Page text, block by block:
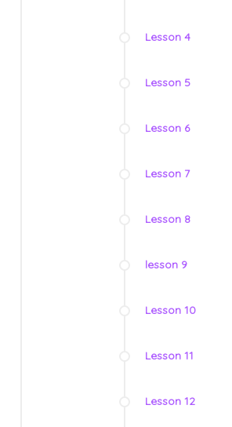
Lesson 4
Lesson 5
Lesson 6
Lesson 7
Lesson 8
lesson 9
Lesson 10
Lesson 11
Lesson 12